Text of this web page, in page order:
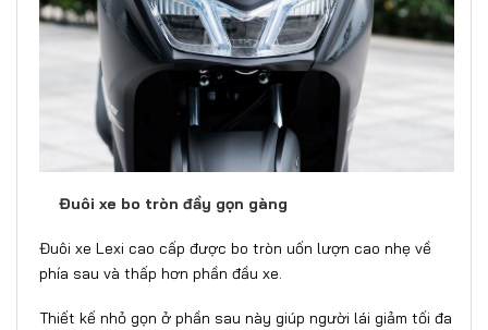
Đuôi xe bo tròn đầy gọn gàng
Đuôi xe Lexi cao cấp được bo tròn uốn lượn cao nhẹ về
phía sau và thấp hơn phần đầu xe.
Thiết kế nhỏ gọn ở phần sau này giúp người lái giảm tối đa